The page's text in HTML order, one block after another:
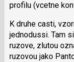
profilu (vcetne
K druhe casti,
jednodussi. Tam
ruzove, zlutou
ruzovou jako